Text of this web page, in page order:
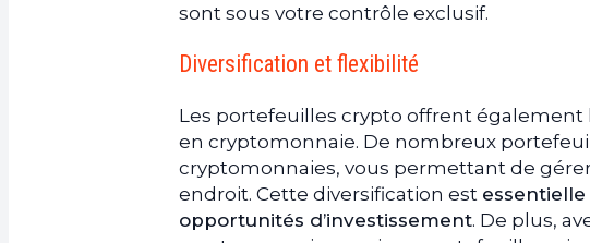
sont sous votre contrôle exclusif.
Diversification et flexibilité
Les portefeuilles crypto offrent également
en cryptomonnaie. De nombreux
cryptomonnaies, vous permettant de
endroit. Cette diversification est
opportunités d’investissement. De plus,